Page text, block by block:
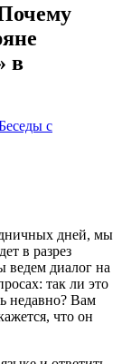
в
с
дней, мы
в разрез
ведем диалог на
так ли это
недавно? Вам
что он